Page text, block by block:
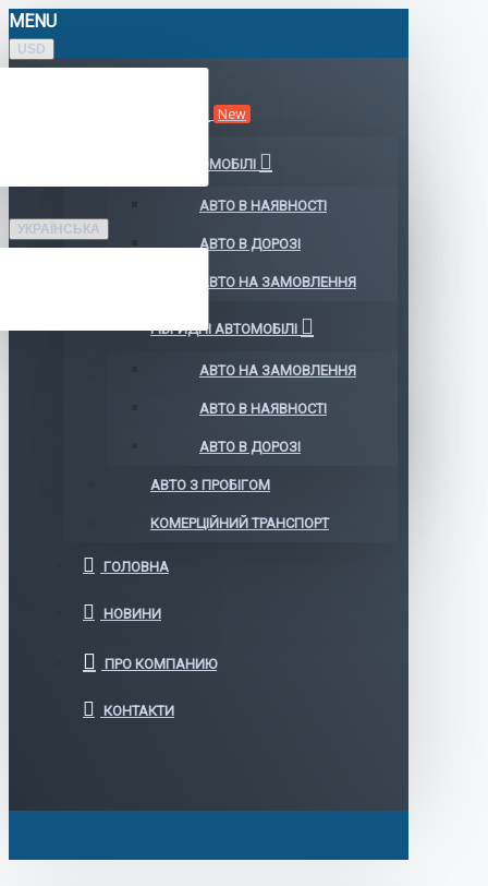
MENU
USD
УКРАЇНСЬКА
New
ЕЛЕКТРОМОБІЛІ
АВТО В НАЯВНОСТІ
АВТО В ДОРОЗІ
АВТО НА ЗАМОВЛЕННЯ
ГІБРИДНІ АВТОМОБІЛІ
АВТО НА ЗАМОВЛЕННЯ
АВТО В НАЯВНОСТІ
АВТО В ДОРОЗІ
АВТО З ПРОБІГОМ
КОМЕРЦІЙНИЙ ТРАНСПОРТ
ГОЛОВНА
НОВИНИ
ПРО КОМПАНИЮ
КОНТАКТИ